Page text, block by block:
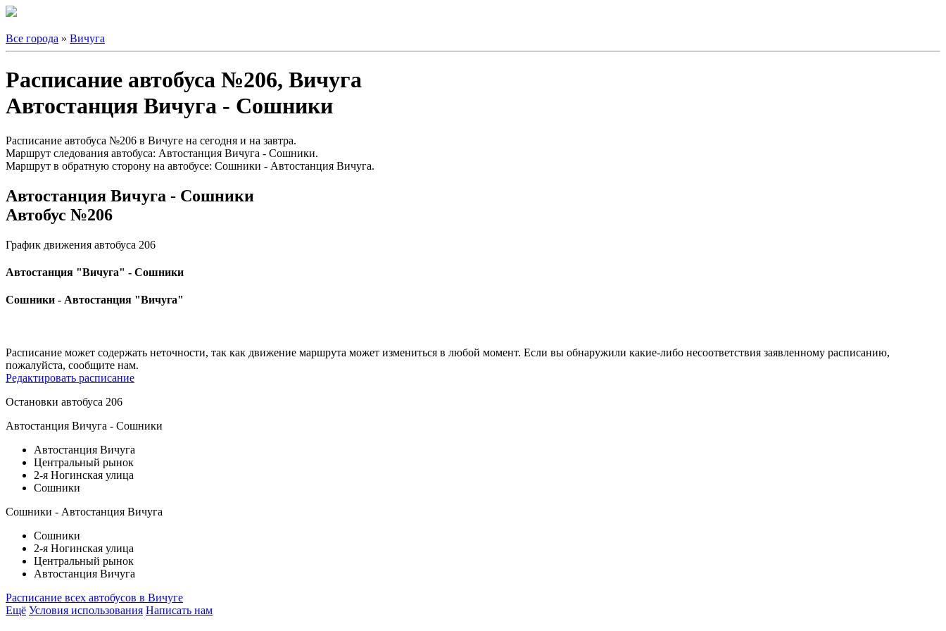
Все города » Вичуга
Расписание автобуса №206, Вичуга
Автостанция Вичуга - Сошники
Расписание автобуса №206 в Вичуге на сегодня и на завтра.
Маршрут следования автобуса: Автостанция Вичуга - Сошники.
Маршрут в обратную сторону на автобусе: Сошники - Автостанция Вичуга.
Автостанция Вичуга - Сошники
Автобус №206
График движения автобуса 206
Автостанция "Вичуга" - Сошники
Сошники - Автостанция "Вичуга"
Расписание может содержать неточности, так как движение маршрута может измениться в любой момент. Если вы обнаружили какие-либо несоответствия заявленному расписанию,
пожалуйста, сообщите нам.
Редактировать расписание
Остановки автобуса 206
Автостанция Вичуга - Сошники
Автостанция Вичуга
Центральный рынок
2-я Ногинская улица
Сошники
Сошники - Автостанция Вичуга
Сошники
2-я Ногинская улица
Центральный рынок
Автостанция Вичуга
Расписание всех автобусов в Вичуге
Ещё Условия использования Написать нам